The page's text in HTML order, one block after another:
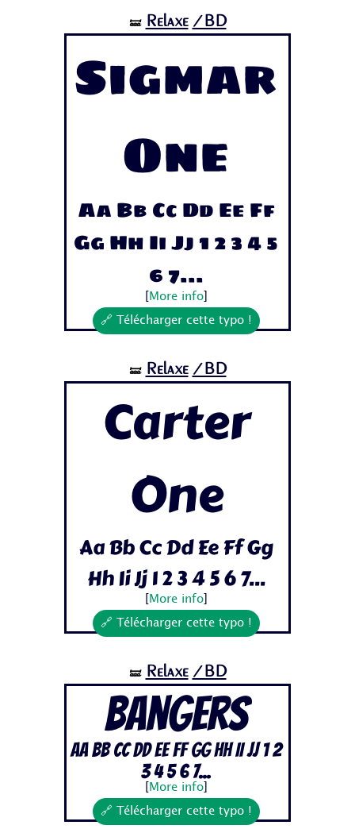
🝛 Relaxe /BD
Sigmar
One
Aa Bb Cc Dd Ee Ff
Gg Hh Ii Jj 1 2 3 4 5
6 7...
More info]
🔗 Télécharger cette typo !
🝛 Relaxe /BD
Carter
One
Aa Bb Cc Dd Ee Ff Gg
Hh Ii Jj 1 2 3 4 5 6 7...
More info]
🔗 Télécharger cette typo !
🝛 Relaxe /BD
Bangers
Aa Bb Cc Dd Ee Ff Gg Hh Ii Jj 1 2
3 4 5 6 7...
More info]
🔗 Télécharger cette typo !